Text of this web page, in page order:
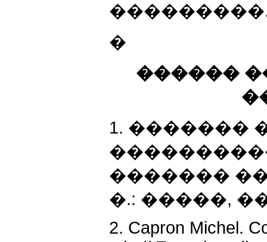
�
������
1. �������
�������
�.: �����,
2. Capron Michel.